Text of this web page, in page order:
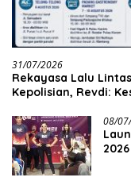
31/07/2026
Rekayasa Lalu
Kepolisian, Revdi:
08/